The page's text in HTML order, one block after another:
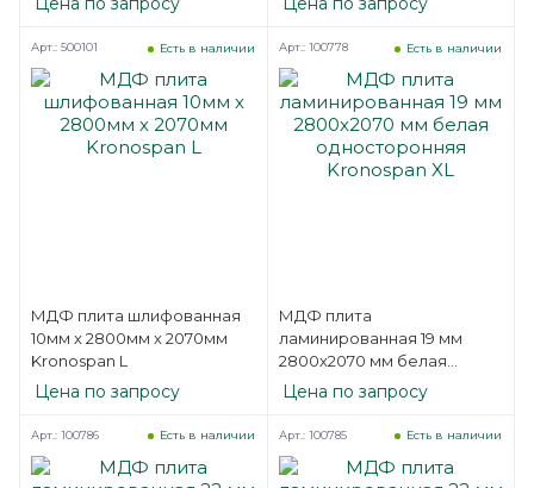
МДФ плита шлифованная
10мм х 2800мм х 2070мм
Kronospan L
Есть в наличии
Арт.: 500101
Цена по запросу
МДФ плита
ламинированная 19 мм
2800х2070 мм белая
односторонняя Kronospan
XL
Есть в наличии
Арт.: 100778
Цена по запросу
Есть в наличии
Арт.: 100786 Есть в наличии
Арт.: 100785